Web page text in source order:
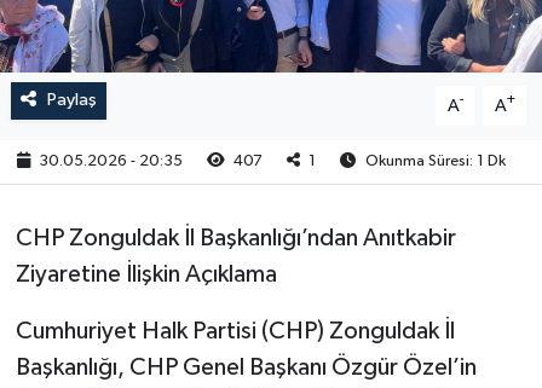
Paylaş A- A+
30.05.2026 - 20:35 407 1 Okunma Süresi: 1 Dk
CHP Zonguldak İl Başkanlığı’ndan Anıtkabir
Ziyaretine İlişkin Açıklama
Cumhuriyet Halk Partisi (CHP) Zonguldak İl
Başkanlığı, CHP Genel Başkanı Özgür Özel’in
RESMİ İLAN